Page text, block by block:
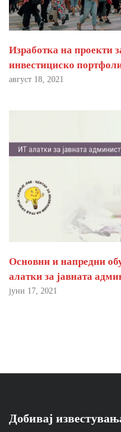
Изработка на проекти
инвестициско
август 18, 2021
Основни и напредни
алатки за јавната
јуни 17, 2021
Добивај